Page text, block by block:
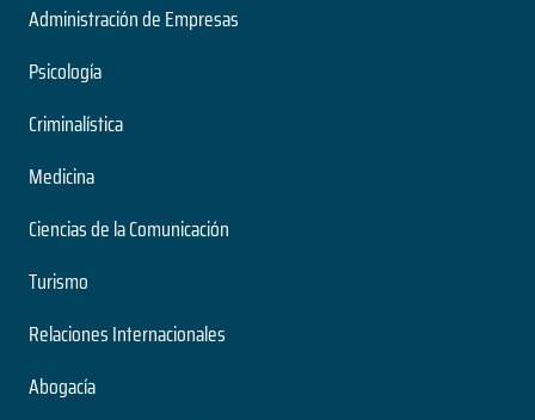
Administración de Empresas
Psicología
Criminalística
Medicina
Ciencias de la Comunicación
Turismo
Relaciones Internacionales
Abogacía